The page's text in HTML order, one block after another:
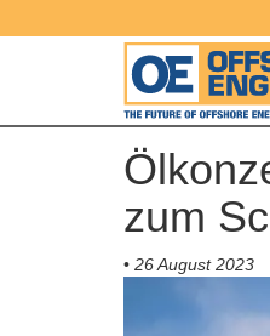
zum
• 26 August 2023